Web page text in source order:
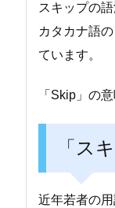
スキップの
カタカナ語
ています。
「Skip」の
「ス
近年若者の